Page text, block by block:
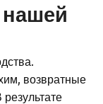
возвратные